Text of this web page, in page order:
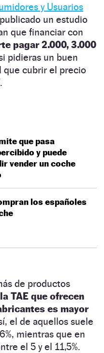
y Usuarios
un estudio
que financiar con
pagar 2.000, 3.000
pidieras un buen
que cubrir el precio
que pasa
y puede
vender un coche
los españoles
de productos
la TAE que ofrecen
es mayor
el de aquellos suele
mientras que en
el 5 y el 11,5%.